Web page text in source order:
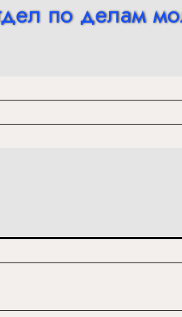
по делам